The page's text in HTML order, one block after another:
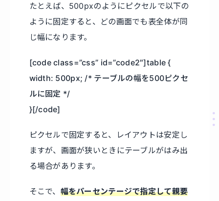
たとえば、500pxのようにピクセルで以下の
ように固定すると、どの画面でも表全体が同
じ幅になります。
[code class=”css” id=”code2″]table {
width: 500px; /* テーブルの幅を500ピクセ
ルに固定 */
}[/code]
ピクセルで固定すると、レイアウトは安定し
ますが、画面が狭いときにテーブルがはみ出
る場合があります。
そこで、 幅をパーセンテージで指定して親要